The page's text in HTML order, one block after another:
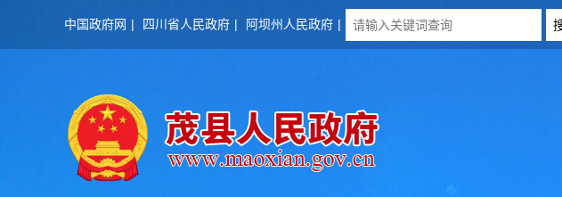
中国政府网 | 四川省人民政府 | 阿坝州人民政府 |